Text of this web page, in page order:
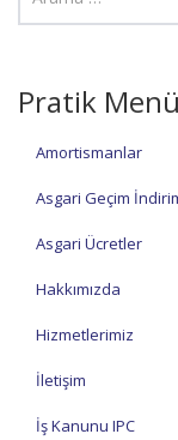
Pratik Menü
Amortismanlar
Asgari Geçim
Asgari Ücretler
Hakkımızda
Hizmetlerimiz
İletişim
İş Kanunu IPC